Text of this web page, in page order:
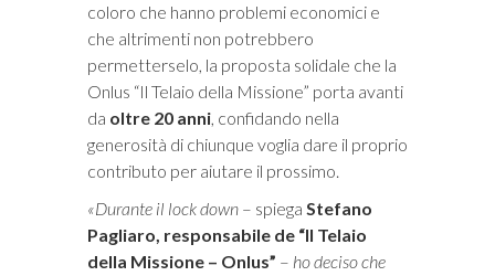
coloro che hanno problemi economici e
che altrimenti non potrebbero
permetterselo, la proposta solidale che la
Onlus “Il Telaio della Missione” porta avanti
da oltre 20 anni, confidando nella
generosità di chiunque voglia dare il proprio
contributo per aiutare il prossimo.
«Durante il lock down – spiega Stefano
Pagliaro, responsabile de “Il Telaio
della Missione – Onlus” – ho deciso che